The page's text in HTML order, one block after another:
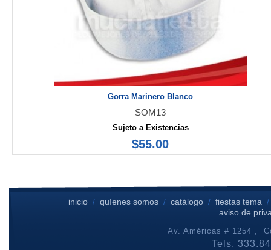
Gorra Marinero Blanco
SOM13
Sujeto a Existencias
$55.00
inicio /quíenes somos /catálogo / fiestas tema
aviso de
Av. Américas # 1254 ,
Tels.